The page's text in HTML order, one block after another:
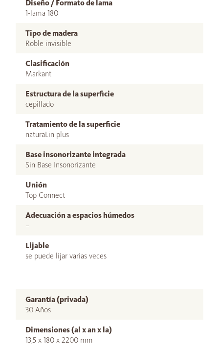
Diseño / Formato de lama
1-lama 180
Tipo de madera
Roble invisible
Clasificación
Markant
Estructura de la superficie
cepillado
Tratamiento de la superficie
naturaLin plus
Base insonorizante integrada
Sin Base Insonorizante
Unión
Top Connect
Adecuación a espacios húmedos
–
Lijable
se puede lijar varias veces
Garantía (privada)
30 Años
Dimensiones (al x an x la)
13,5 x 180 x 2200 mm